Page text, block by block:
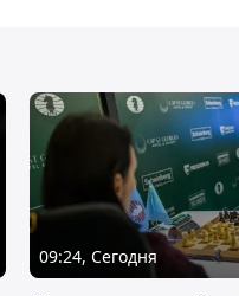
09:24, Сегодня